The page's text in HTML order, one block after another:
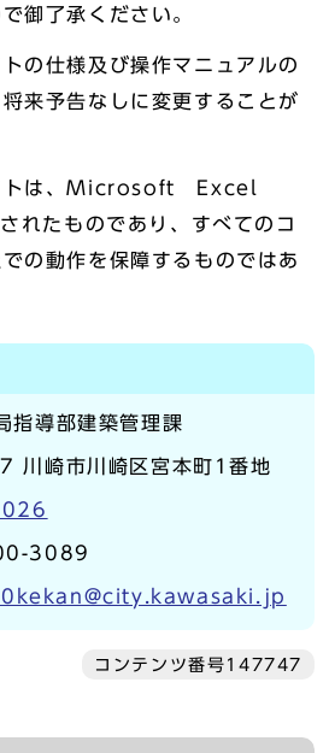
御了承ください。
の仕様及び操作マニュアルの
来予告なしに変更することが
トは、Microsoft Excel
れたものであり、すべてのコ
の動作を保障するものではあ
指導部建築管理課
崎市川崎区宮本町1番地
3089
コンテンツ番号147747